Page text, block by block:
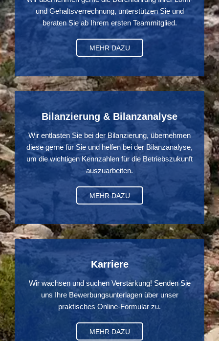
und Gehaltsverrechnung, unterstützen Sie und
beraten Sie ab Ihrem ersten Teammitglied.
MEHR DAZU
Bilanzierung & Bilanzanalyse
Wir entlasten Sie bei der Bilanzierung, übernehmen
diese gerne für Sie und helfen bei der Bilanzanalyse,
um die wichtigen Kennzahlen für die Betriebszukunft
auszuarbeiten.
MEHR DAZU
Karriere
Wir wachsen und suchen Verstärkung! Senden Sie
uns Ihre Bewerbungsunterlagen über unser
praktisches Online-Formular zu.
MEHR DAZU